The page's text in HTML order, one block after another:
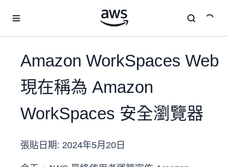
Amazon WorkSpaces Web
現在稱為 Amazon
WorkSpaces 安全瀏覽器
張貼日期: 2024年5月20日